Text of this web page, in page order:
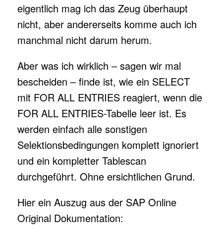
eigentlich mag ich das Zeug überhaupt
nicht, aber andererseits komme auch ich
manchmal nicht darum herum.
Aber was ich wirklich – sagen wir mal
bescheiden – finde ist, wie ein SELECT
mit FOR ALL ENTRIES reagiert, wenn die
FOR ALL ENTRIES-Tabelle leer ist. Es
werden einfach alle sonstigen
Selektionsbedingungen komplett ignoriert
und ein kompletter Tablescan
durchgeführt. Ohne ersichtlichen Grund.
Hier ein Auszug aus der SAP Online
Original Dokumentation: